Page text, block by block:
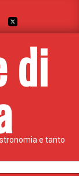
di
e tanto